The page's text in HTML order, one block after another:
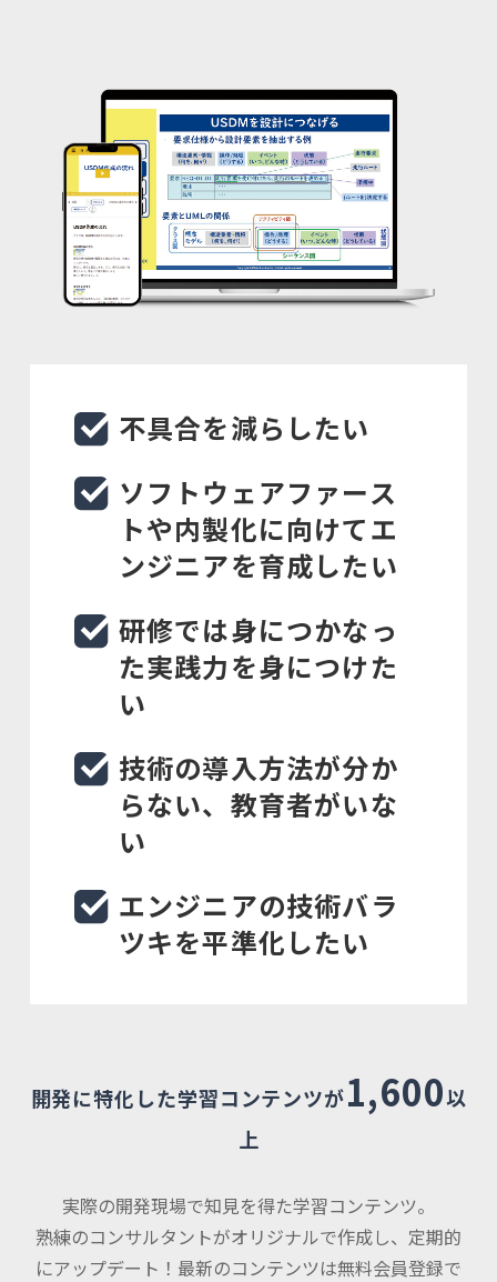
お問い合わせ
ログイン
無料会員登録
不具合を減らしたい
ソフトウェアファース
トや内製化に向けてエ
ンジニアを育成したい
研修では身につかなっ
た実践力を身につけた
い
技術の導入方法が分か
らない、教育者がいな
い
エンジニアの技術バラ
ツキを平準化したい
開発に特化した学習コンテンツが1,600以
上
実際の開発現場で知見を得た学習コンテンツ。
熟練のコンサルタントがオリジナルで作成し、定期的
にアップデート！ 最新のコンテンツは無料会員登録で